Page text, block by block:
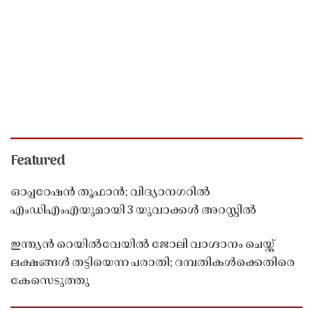
Featured
ഓപ്പറേഷൻ തൂഫാൻ; വിദ്യാനഗറിൽ
എംഡിഎംഎയുമായി 3 യുവാക്കൾ അറസ്റ്റിൽ
ഇന്ത്യൻ റെയിൽവേയിൽ ജോലി വാഗ്ദാനം ചെയ്ത്
ലക്ഷങ്ങൾ തട്ടിയെന്ന പരാതി; ദമ്പതികൾക്കെതിരെ
കേസെടുത്തു